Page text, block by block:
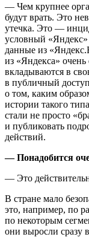
— Чем крупнее
будут врать. Это
утечка. Это —
условный
данные из
из «Яндекса»
вкладываются в
в публичный
о том, каким
истории такого
стали не просто
и публиковать
действий.
— Понадобится
— Это
В стране мало
это, например, по
по некоторым
они выросли сразу